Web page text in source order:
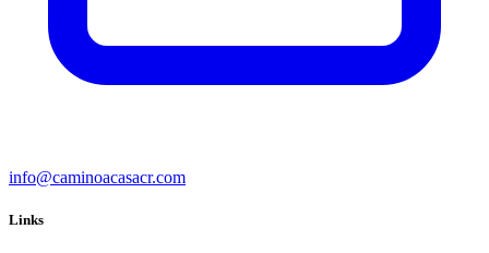
info@caminoacasacr.com
Links